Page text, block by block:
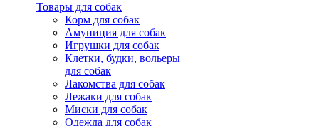
Товары для собак
Корм для собак
Амуниция для собак
Игрушки для собак
Клетки, будки, вольеры
для собак
Лакомства для собак
Лежаки для собак
Миски для собак
Одежда для собак